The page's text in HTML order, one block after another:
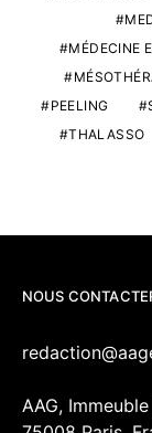
MÉDECINE
PEELING
THALASSO
NOUS
AAG,